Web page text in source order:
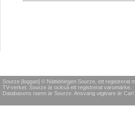
Sourze [loggan] © Nättidningen Sourze, ett registrerat
TV-verket. Sourze är också ett registrerat varumärke.
Databasens namn är Sourze. Ansvarig utgivare är Carl